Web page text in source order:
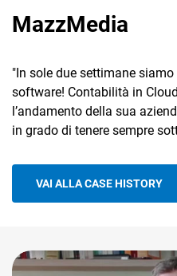
MazzMedia
"In sole due settimane
software! Contabilità in
l’andamento della sua
in grado di tenere sempre
VAI ALLA CASE HISTORY